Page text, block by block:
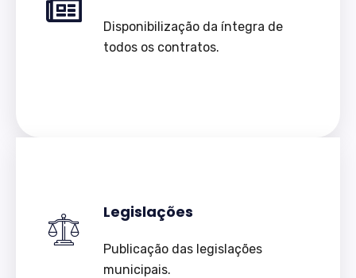
Disponibilização da íntegra de
todos os contratos.
Legislações
Publicação das legislações
municipais.